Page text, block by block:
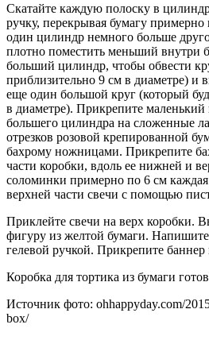
Скатайте каждую полоску в
ручку, перекрывая бумагу примерно
один цилиндр немного больше
плотно поместить меньший внутри
больший цилиндр, чтобы обвести
приблизительно 9 см в диаметре) и
еще один большой круг (который
в диаметре). Прикрепите маленький
большего цилиндра на сложенные
отрезков розовой крепированной
бахрому ножницами. Прикрепите
части коробки, вдоль ее нижней и
соломинки примерно по 6 см
верхней части свечи с помощью
Приклейте свечи на верх коробки.
фигуру из желтой бумаги.
гелевой ручкой. Прикрепите баннер
Коробка для тортика из бумаги
Источник фото: ohhappyday.com/
box/